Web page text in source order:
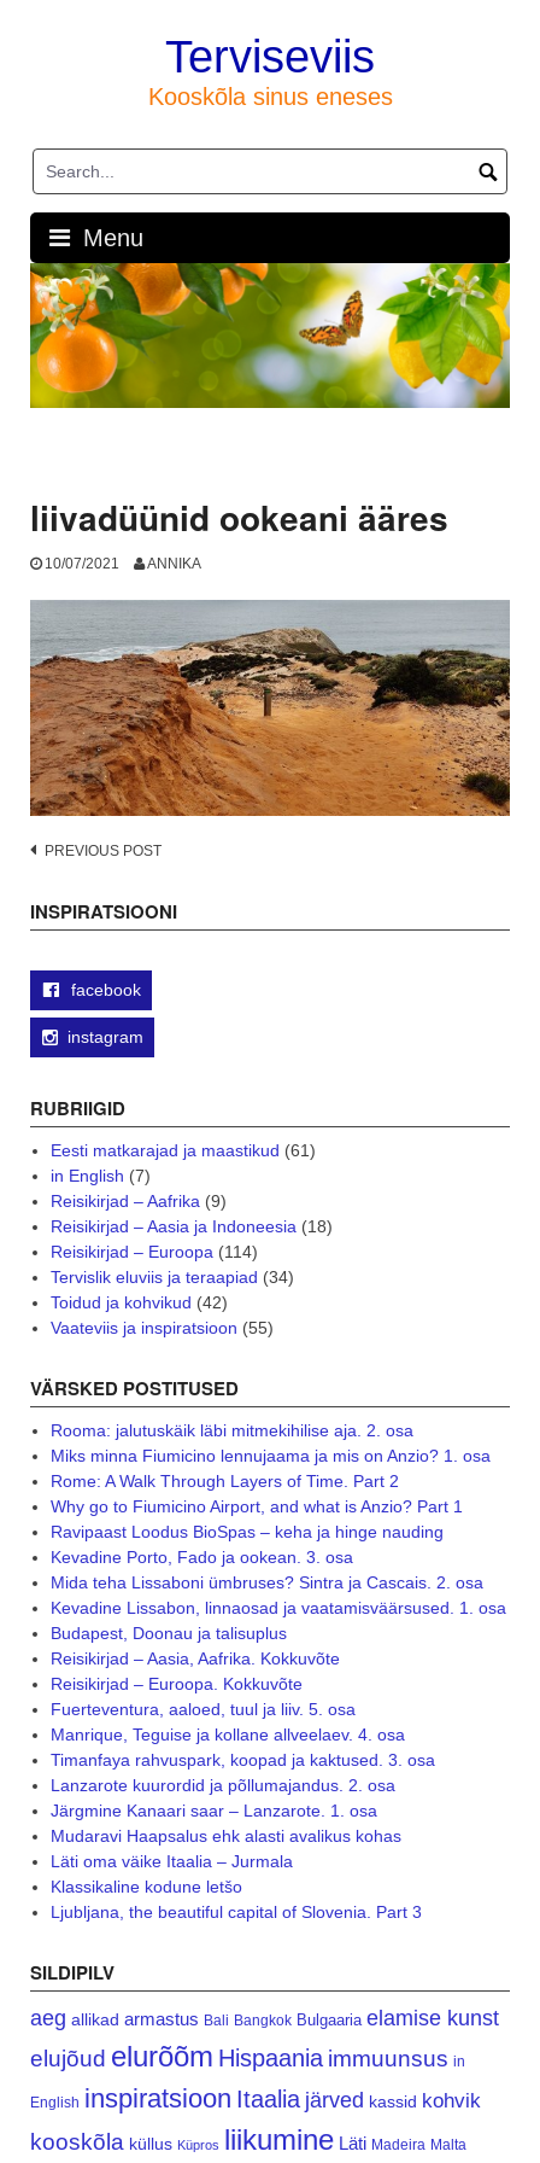
Terviseviis
Kooskõla sinus eneses
Menu
liivadüünid ookeani ääres
10/07/2021 ANNIKA
Post
PREVIOUS POST
INSPIRATSIOONI
facebook
instagram
RUBRIIGID
Eesti matkarajad ja maastikud (61)
in English (7)
Reisikirjad – Aafrika (9)
Reisikirjad – Aasia ja Indoneesia (18)
Reisikirjad – Euroopa (114)
Tervislik eluviis ja teraapiad (34)
Toidud ja kohvikud (42)
Vaateviis ja inspiratsioon (55)
VÄRSKED POSTITUSED
Rooma: jalutuskäik läbi mitmekihilise aja. 2. osa
Miks minna Fiumicino lennujaama ja mis on Anzio? 1. osa
Rome: A Walk Through Layers of Time. Part 2
Why go to Fiumicino Airport, and what is Anzio? Part 1
Ravipaast Loodus BioSpas – keha ja hinge nauding
Kevadine Porto, Fado ja ookean. 3. osa
Mida teha Lissaboni ümbruses? Sintra ja Cascais. 2. osa
Kevadine Lissabon, linnaosad ja vaatamisväärsused. 1. osa
Budapest, Doonau ja talisuplus
Reisikirjad – Aasia, Aafrika. Kokkuvõte
Reisikirjad – Euroopa. Kokkuvõte
Fuerteventura, aaloed, tuul ja liiv. 5. osa
Manrique, Teguise ja kollane allveelaev. 4. osa
Timanfaya rahvuspark, koopad ja kaktused. 3. osa
Lanzarote kuurordid ja põllumajandus. 2. osa
Järgmine Kanaari saar – Lanzarote. 1. osa
Mudaravi Haapsalus ehk alasti avalikus kohas
Läti oma väike Itaalia – Jurmala
Klassikaline kodune letšo
Ljubljana, the beautiful capital of Slovenia. Part 3
SILDIPILV
aeg allikad armastus Bali Bangkok Bulgaaria elamise kunst
elujõud elurõõm Hispaania immuunsus in
English inspiratsioon Itaalia järved kassid kohvik
kooskõla küllus Küpros liikumine Läti Madeira Malta